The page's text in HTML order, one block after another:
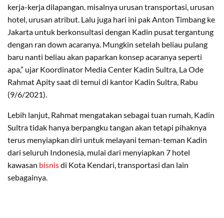
kerja-kerja dilapangan. misalnya urusan transportasi, urusan
hotel, urusan atribut. Lalu juga hari ini pak Anton Timbang ke
Jakarta untuk berkonsultasi dengan Kadin pusat tergantung
dengan ran down acaranya. Mungkin setelah beliau pulang
baru nanti beliau akan paparkan konsep acaranya seperti
apa,” ujar Koordinator Media Center Kadin Sultra, La Ode
Rahmat Apity saat di temui di kantor Kadin Sultra, Rabu
(9/6/2021).
Lebih lanjut, Rahmat mengatakan sebagai tuan rumah, Kadin
Sultra tidak hanya berpangku tangan akan tetapi pihaknya
terus menyiapkan diri untuk melayani teman-teman Kadin
dari seluruh Indonesia, mulai dari menyiapkan 7 hotel
kawasan bisnisdi Kota Kendari, transportasi dan lain
sebagainya.